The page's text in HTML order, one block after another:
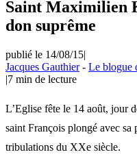
Saint Maximilien
don suprême
publié le 14/08/15|
Jacques Gauthier- Le blogue
|7 min de lecture
L’Eglise fête le 14 août, jour
saint François plongé avec sa
tribulations du XXe siècle.